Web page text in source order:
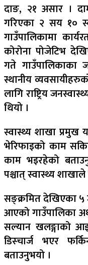
दाङ, २१ असार ।
गरिएका २ सय १०
गाउँपालिकामा
कोरोना पोजेटिभ
गते गाउँपालिकाका
स्थानीय
लागि राष्ट्रिय
थियो ।
स्वास्थ्य शाखा
भेरिफाइको काम
काम भइरहेको
पश्चात् स्वास्थ्य
सङ्क्रमित देखिएका ५
आएको गाउँपालिका
सल्यान खलङ्गाको
डिस्चार्ज भएर
बताउनुभयो ।